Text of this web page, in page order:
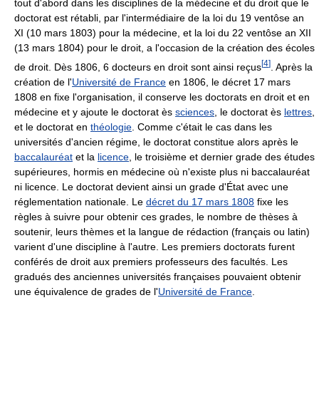
tout d'abord dans les disciplines de la médecine et du droit que le
doctorat est rétabli, par l'intermédiaire de la loi du 19 ventôse an
XI (10 mars 1803) pour la médecine, et la loi du 22 ventôse an XII
(13 mars 1804) pour le droit, a l'occasion de la création des écoles
de droit. Dès 1806, 6 docteurs en droit sont ainsi reçus[4]
. Après la
création de l'Université de France en 1806, le décret 17 mars
1808 en fixe l'organisation, il conserve les doctorats en droit et en
médecine et y ajoute le doctorat ès sciences , le doctorat ès lettres
et le doctorat en théologie . Comme c'était le cas dans les
universités d'ancien régime, le doctorat constitue alors après le
baccalauréat et la licence , le troisième et dernier grade des études
supérieures, hormis en médecine où n'existe plus ni baccalauréat
ni licence. Le doctorat devient ainsi un grade d'État avec une
réglementation nationale. Le décret du 17 mars 1808 fixe les
règles à suivre pour obtenir ces grades, le nombre de thèses à
soutenir, leurs thèmes et la langue de rédaction (français ou latin)
varient d'une discipline à l'autre. Les premiers doctorats furent
conférés de droit aux premiers professeurs des facultés. Les
gradués des anciennes universités françaises pouvaient obtenir
une équivalence de grades de l'Université de France